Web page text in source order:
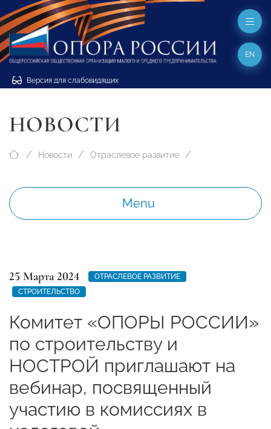
Версия для слабовидящих
EN
НОВОСТИ
Новости Отраслевое развитие
Menu
25 Марта 2024
ОТРАСЛЕВОЕ РАЗВИТИЕ
СТРОИТЕЛЬСТВО
Комитет «ОПОРЫ РОССИИ»
по строительству и
НОСТРОЙ приглашают на
вебинар, посвященный
участию в комиссиях в